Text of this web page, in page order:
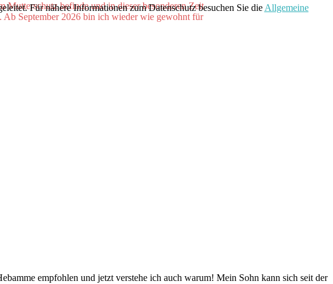
Mutterschutz befinde und in dieser besonderen Zeit
September 2026 bin ich wieder wie gewohnt für
Für nähere Informationen zum Datenschutz besuchen Sie dieAllgemeine
empfohlen und jetzt verstehe ich auch warum! Mein Sohn kann sich seit der